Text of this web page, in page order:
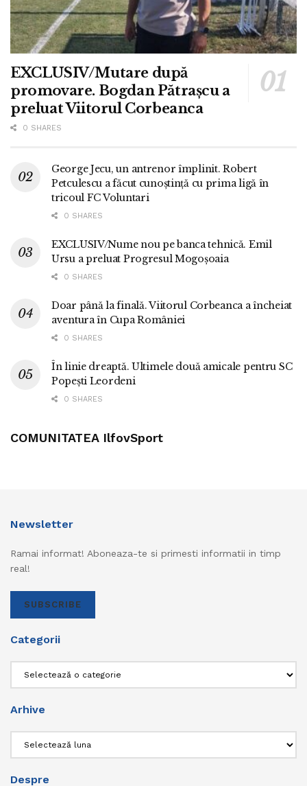
EXCLUSIV/Mutare după
promovare. Bogdan Pătrașcu a
preluat Viitorul Corbeanca
0 SHARES
George Jecu, un antrenor împlinit. Robert
Petculescu a făcut cunoștință cu prima ligă în
tricoul FC Voluntari
0 SHARES
EXCLUSIV/Nume nou pe banca tehnică. Emil
Ursu a preluat Progresul Mogoșoaia
0 SHARES
Doar până la finală. Viitorul Corbeanca a încheiat
aventura în Cupa României
0 SHARES
În linie dreaptă. Ultimele două amicale pentru SC
Popești Leordeni
0 SHARES
COMUNITATEA IlfovSport
Newsletter
Ramai informat! Aboneaza-te si primesti informatii in timp
real!
SUBSCRIBE
Categorii
Arhive
Despre